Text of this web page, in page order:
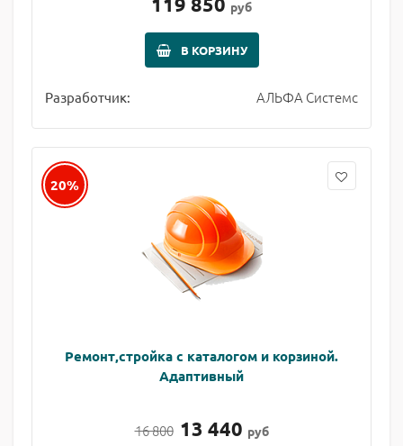
руб
В КОРЗИНУ
Разработчик: АЛЬФА Системс
20%
Ремонт,стройка с каталогом и корзиной.
Адаптивный
16 800 13 440 руб